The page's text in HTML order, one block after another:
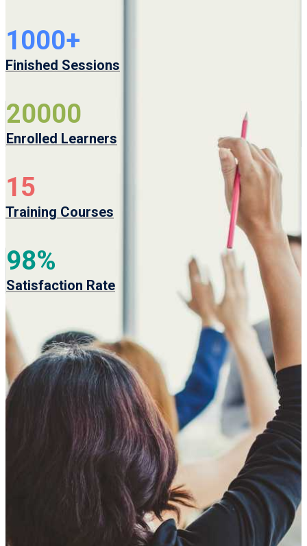
1000+
Finished Sessions
20000
Enrolled Learners
15
Training Courses
98%
Satisfaction Rate